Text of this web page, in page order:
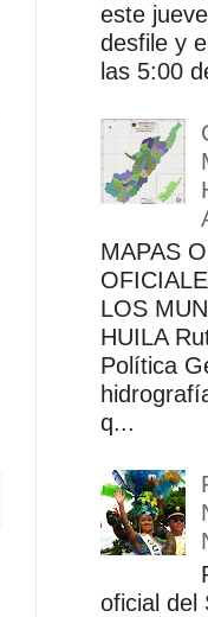
este
desfile y
las 5:00
MAPAS
LOS
HUILA
Política
q...
oficial del